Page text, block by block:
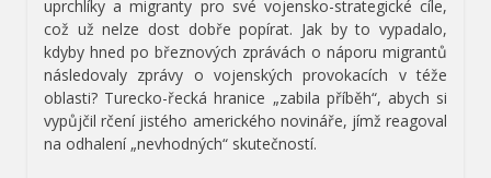
uprchlíky a migranty pro své vojensko-strategické cíle,
což už nelze dost dobře popírat. Jak by to vypadalo,
kdyby hned po březnových zprávách o náporu migrantů
následovaly zprávy o vojenských provokacích v téže
oblasti? Turecko-řecká hranice „zabila příběh“, abych si
vypůjčil rčení jistého amerického novináře, jímž reagoval
na odhalení „nevhodných“ skutečností.